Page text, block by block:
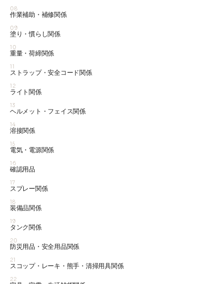
08
作業補助・補修関係
09
塗り・慣らし関係
10
重量・荷締関係
11
ストラップ・安全コード関係
12
ライト関係
13
ヘルメット・フェイス関係
14
溶接関係
15
電気・電源関係
16
確認用品
17
スプレー関係
18
装備品関係
19
タンク関係
20
防災用品・安全用品関係
21
スコップ・レーキ・熊手・清掃用具関係
22